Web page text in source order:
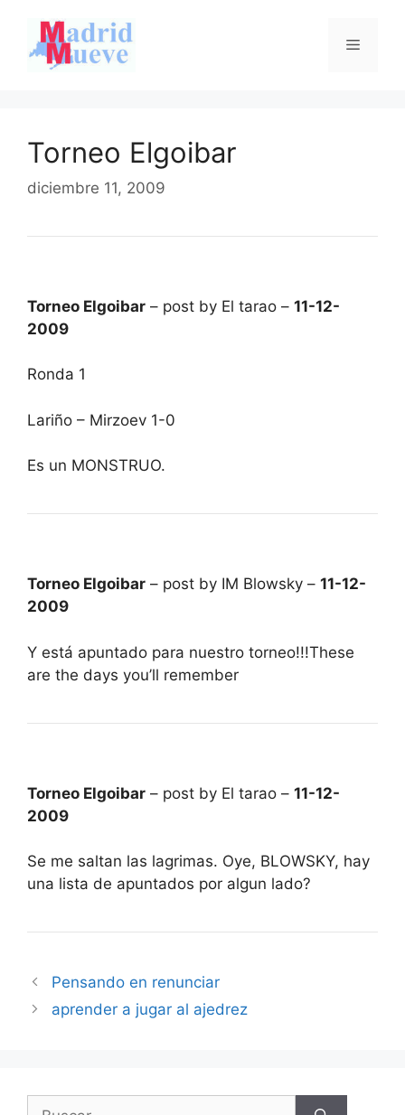
contenido
Menú
Torneo Elgoibar
diciembre 11, 2009
Torneo Elgoibar – post by El tarao – 11-12-
2009
Ronda 1
Lariño – Mirzoev 1-0
Es un MONSTRUO.
Torneo Elgoibar – post by IM Blowsky – 11-12-
2009
Y está apuntado para nuestro torneo!!!These
are the days you’ll remember
Torneo Elgoibar – post by El tarao – 11-12-
2009
Se me saltan las lagrimas. Oye, BLOWSKY, hay
una lista de apuntados por algun lado?
Pensando en renunciar
aprender a jugar al ajedrez
Buscar: